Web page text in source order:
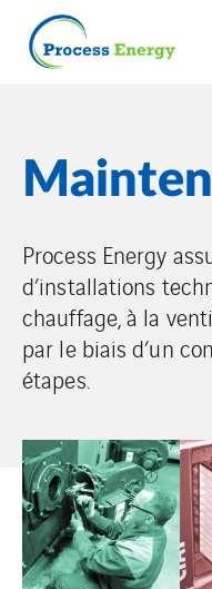
Process Energy
d’installations
chauffage, à la
par le biais d’un
étapes.